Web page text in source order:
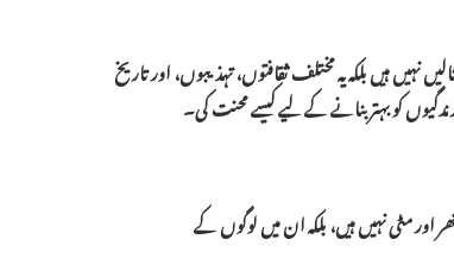
ہیں بلکہ یہ مختلف ثقافتوں، تہذیبوں، اور تاریخ
کو بہتر بنانے کے لیے کیسے محنت کی۔
مٹی نہیں ہیں، بلکہ ان میں لوگوں کے